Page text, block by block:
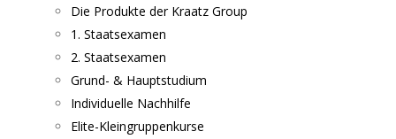
Die Produkte der Kraatz Group
1. Staatsexamen
2. Staatsexamen
Grund- & Hauptstudium
Individuelle Nachhilfe
Elite-Kleingruppenkurse